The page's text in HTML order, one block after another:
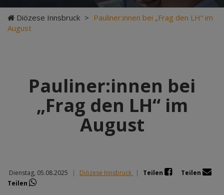
Diözese Innsbruck > Pauliner:innen bei „Frag den LH“ im
August
Pauliner:innen bei
„Frag den LH“ im
August
Dienstag, 05.08.2025 | Diözese Innsbruck | Teilen
Teilen
Teilen